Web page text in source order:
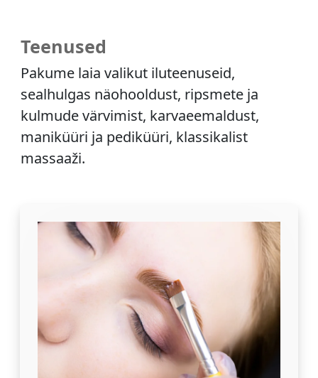
Teenused
Pakume laia valikut iluteenuseid,
sealhulgas näohooldust, ripsmete ja
kulmude värvimist, karvaeemaldust,
maniküüri ja pediküüri, klassikalist
massaaži.